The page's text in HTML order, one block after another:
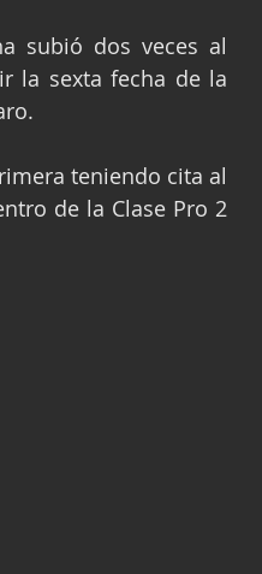
TCR Fórmula 2
subió dos veces al
la sexta fecha de la
de la Clase Pro 2